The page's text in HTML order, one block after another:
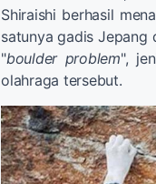
Shiraishi berhasil
satunya gadis Jepang
"boulder problem",
olahraga tersebut.